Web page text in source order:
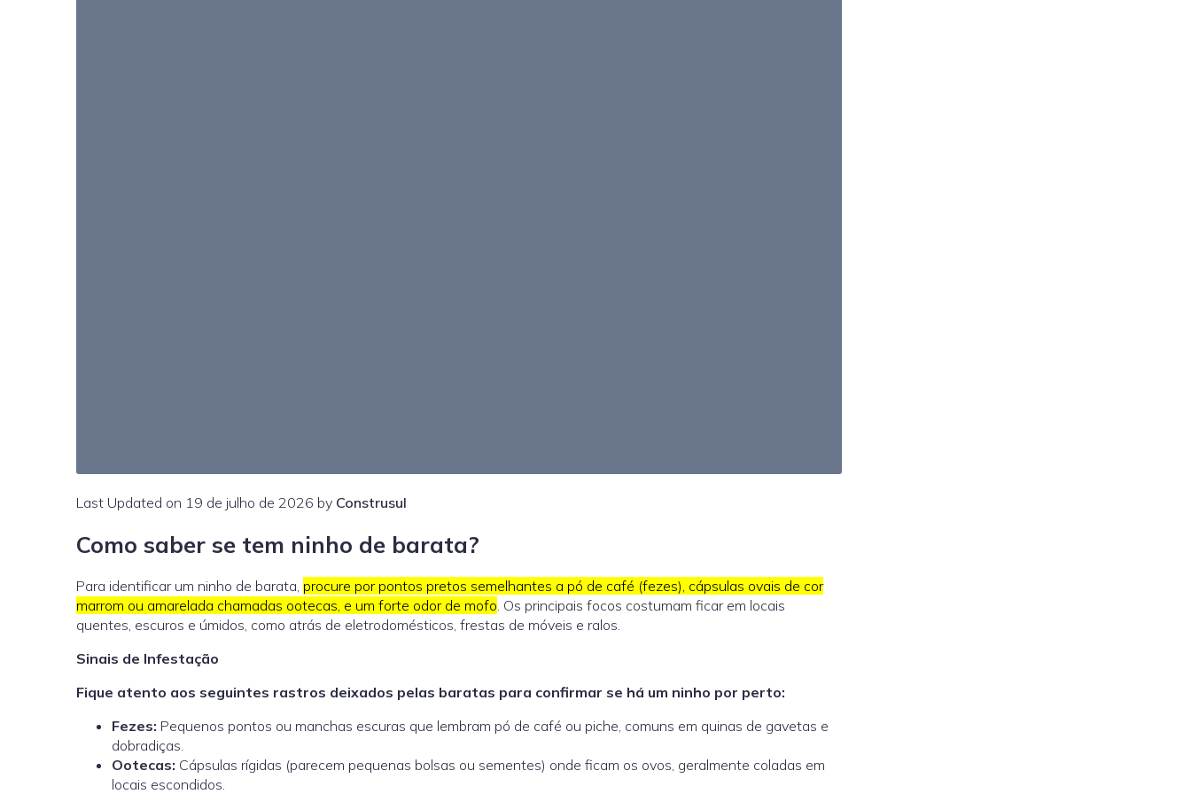
Last Updated on 19 de julho de 2026 by Construsul
Como saber se tem ninho de barata?
Para identificar um ninho de barata, procure por pontos pretos semelhantes a pó de café (fezes), cápsulas ovais de cor
marrom ou amarelada chamadas ootecas, e um forte odor de mofo. Os principais focos costumam ficar em locais
quentes, escuros e úmidos, como atrás de eletrodomésticos, frestas de móveis e ralos.
Sinais de Infestação
Fique atento aos seguintes rastros deixados pelas baratas para confirmar se há um ninho por perto:
Fezes: Pequenos pontos ou manchas escuras que lembram pó de café ou piche, comuns em quinas de gavetas e
dobradiças.
Ootecas: Cápsulas rígidas (parecem pequenas bolsas ou sementes) onde ficam os ovos, geralmente coladas em
locais escondidos.